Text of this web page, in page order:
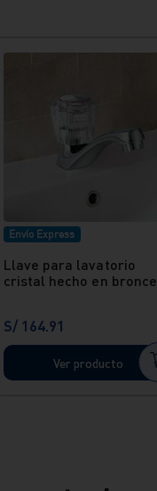
Envío Express
Llave para lavatorio
cristal hecho en bronce
S/ 164.91
Ver producto